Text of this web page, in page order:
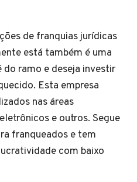
de franquias jurídicas
está também é uma
ramo e deseja investir
Esta empresa
nas áreas
e outros. Segue
franqueados e tem
com baixo